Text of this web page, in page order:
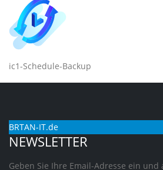
ic1-Schedule-Backup
BRTAN-IT.de
NEWSLETTER
Geben Sie Ihre Email-Adresse ein